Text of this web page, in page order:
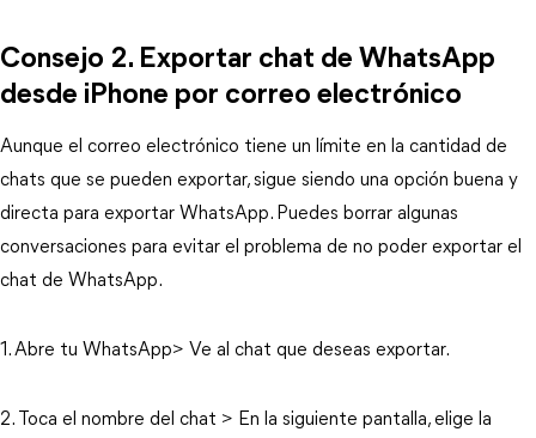
Consejo 2. Exportar chat de WhatsApp
desde iPhone por correo electrónico
Aunque el correo electrónico tiene un límite en la cantidad de
chats que se pueden exportar, sigue siendo una opción buena y
directa para exportar WhatsApp. Puedes borrar algunas
conversaciones para evitar el problema de no poder exportar el
chat de WhatsApp.
1. Abre tu WhatsApp> Ve al chat que deseas exportar.
2. Toca el nombre del chat > En la siguiente pantalla, elige la